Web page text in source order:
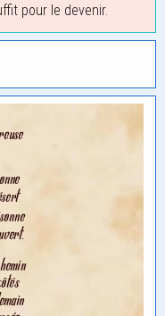
pour le devenir.